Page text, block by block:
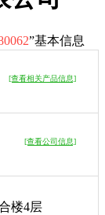
”基本信息
[查看相关产品信息]
[查看公司信息]
楼4层